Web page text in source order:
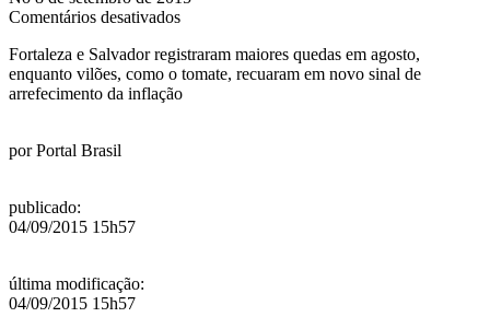
Comentários desativadosem
básica
fica
mais
Fortaleza e Salvador registraram maiores quedas em agosto,
enquanto vilões, como o tomate, recuaram em novo sinal de
arrefecimento da inflação
porPortal Brasil
publicado:
04/09/2015 15h57
última modificação:
04/09/2015 15h57